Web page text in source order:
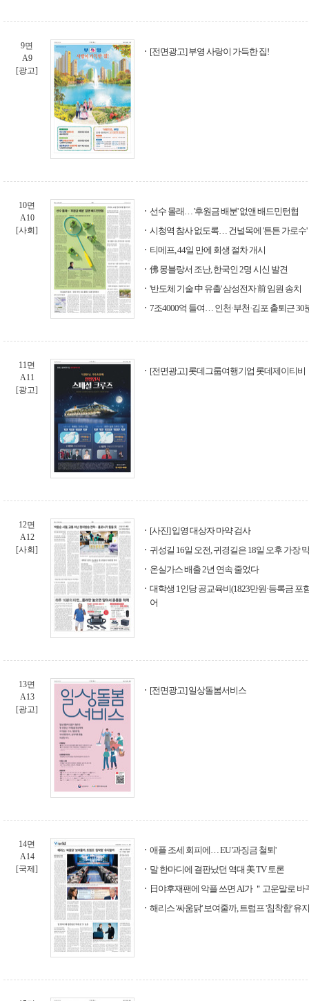
9면
A9
[광고]
[전면광고] 부영 사랑이 가득한 집!
10면
A10
[사회]
선수 몰래… '후원금 배분' 없앤 배드민턴협
시청역 참사 없도록… 건널목에 '튼튼 가로수'
티메프, 44일 만에 회생 절차 개시
佛 몽블랑서 조난, 한국인 2명 시신 발견
'반도체 기술 中 유출' 삼성전자 前 임원 송치
7조4000억 들여… 인천·부천·김포 출퇴근 30
11면
A11
[광고]
[전면광고] 롯데그룹여행기업 롯데제이티비
12면
A12
[사회]
[사진] 입영 대상자 마약 검사
귀성길 16일 오전, 귀경길은 18일 오후 가장
온실가스 배출 2년 연속 줄었다
대학생 1인당 공교육비(1823만원·등록금 포
어
13면
A13
[광고]
[전면광고] 일상돌봄서비스
14면
A14
[국제]
애플 조세 회피에… EU '과징금 철퇴'
말 한마디에 결판났던 역대 美 TV 토론
日야후재팬에 악플 쓰면 AI가 ＂고운말로 바
해리스 '싸움닭' 보여줄까, 트럼프 '침착함' 유